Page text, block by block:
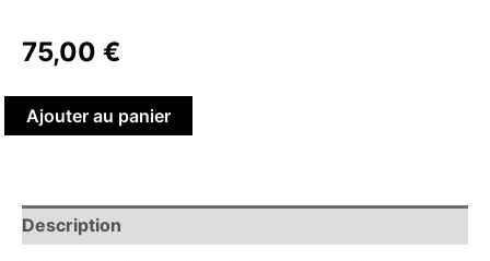
75,00 €
Ajouter au panier
Description